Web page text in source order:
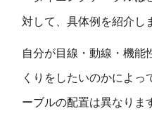
対して、具体例を紹介し
自分が目線・動線・機能
くりをしたいのかによっ
ーブルの配置は異なりま